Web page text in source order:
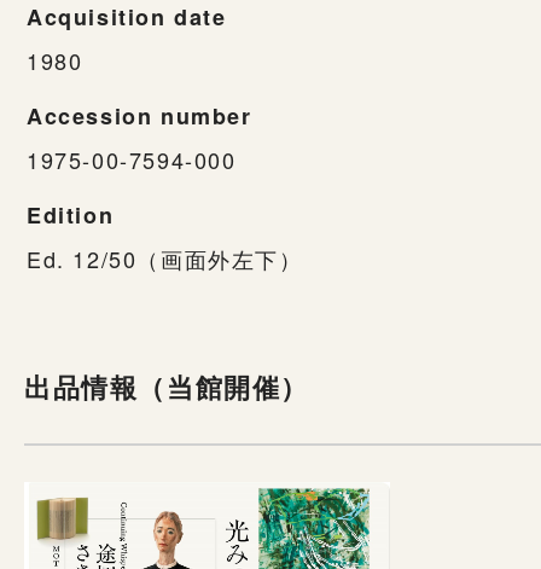
Acquisition date
1980
Accession number
1975-00-7594-000
Edition
Ed. 12/50（画面外左下）
出品情報（当館開催）